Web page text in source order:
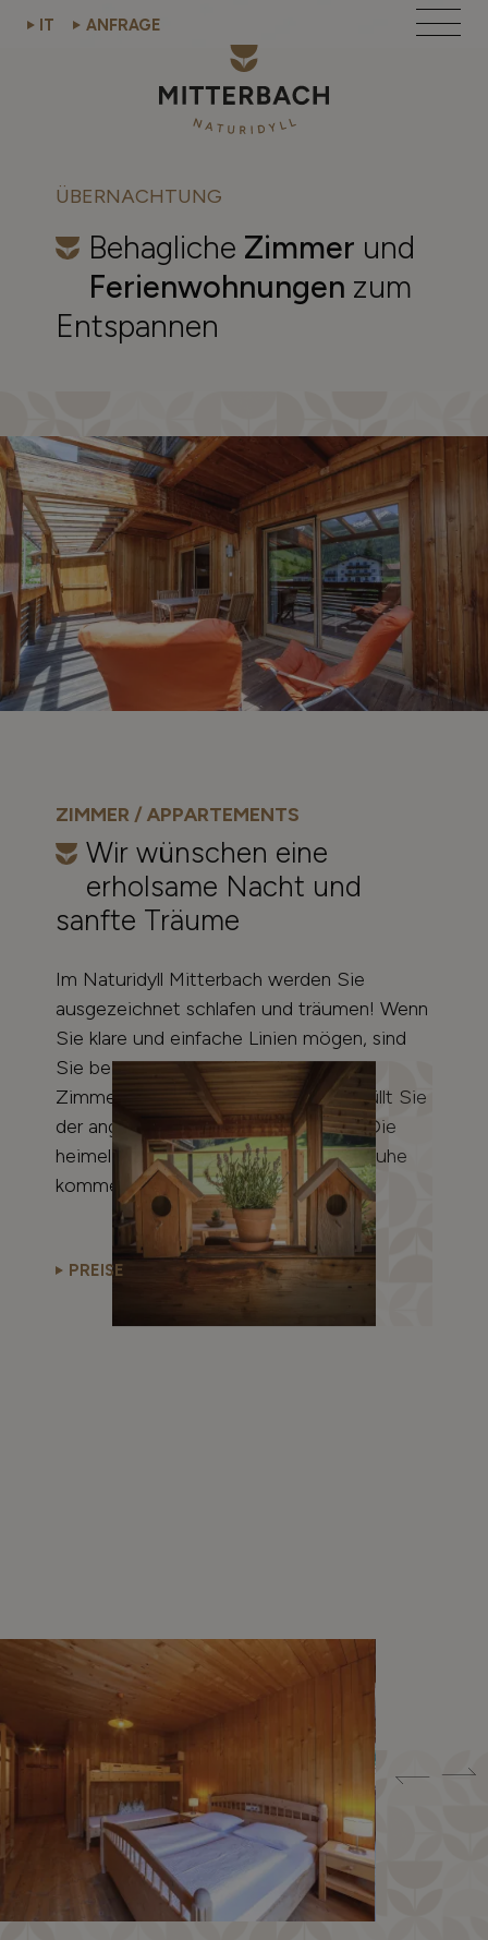
Übernachtung
Sommer
Winter
360° Zimmeransicht
Kontakt / Anfrage
IT ANFRAGE
ÜBERNACHTUNG
Behagliche Zimmer und
Ferienwohnungen zum
Entspannen
ZIMMER / APPARTEMENTS
Wir wünschen eine
erholsame Nacht und
sanfte Träume
Im Naturidyll Mitterbach werden Sie
ausgezeichnet schlafen und träumen! Wenn
Sie klare und einfache Linien mögen, sind
Sie bei uns genau richtig. In unseren
Zimmern und Ferienwohnungen umhüllt Sie
der angenehme Duft von Naturholz. Die
heimelige Atmosphäre lässt Sie zur Ruhe
kommen.
PREISE